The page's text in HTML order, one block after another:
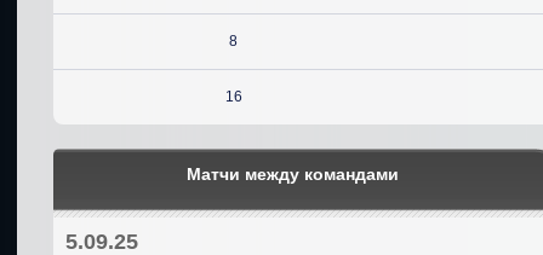
8
16
Матчи между командами
5.09.25